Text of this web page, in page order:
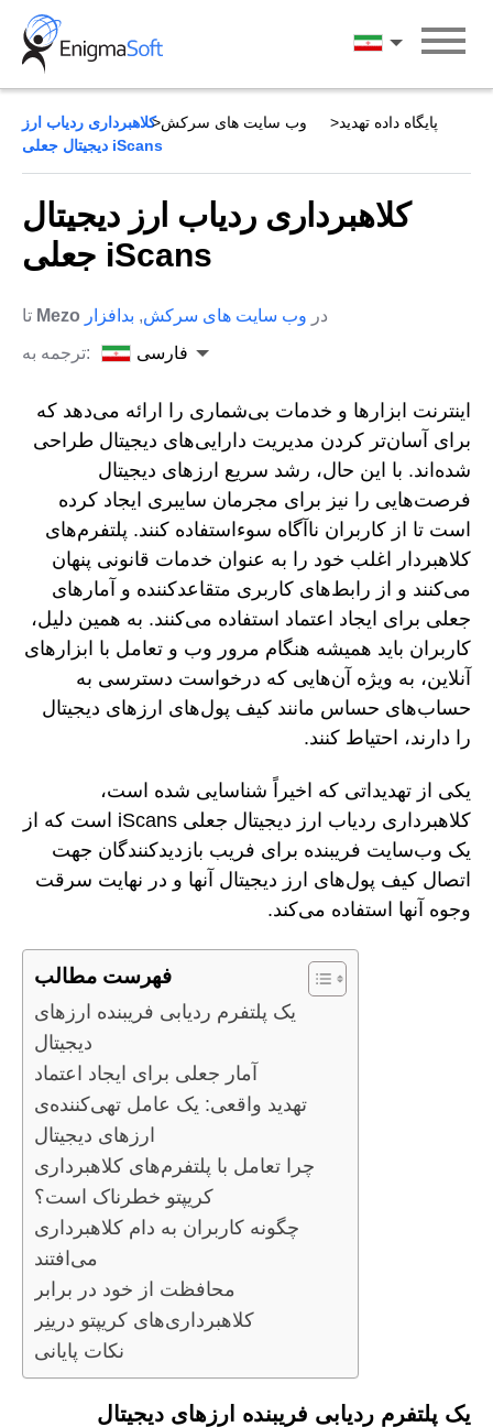
Skip
content
فارسی
پایگاه داده تهدید وب سایت های سرکش کلاهبرداری ردیاب ارز
دیجیتال جعلی iScans
کلاهبرداری ردیاب ارز دیجیتال
جعلی iScans
Mezo در وب سایت های سرکش, بدافزار
ترجمه به:
فارسی
اینترنت ابزارها و خدمات بی‌شماری را ارائه می‌دهد که
برای آسان‌تر کردن مدیریت دارایی‌های دیجیتال طراحی
شده‌اند. با این حال، رشد سریع ارزهای دیجیتال
فرصت‌هایی را نیز برای مجرمان سایبری ایجاد کرده
است تا از کاربران ناآگاه سوءاستفاده کنند. پلتفرم‌های
کلاهبردار اغلب خود را به عنوان خدمات قانونی پنهان
می‌کنند و از رابط‌های کاربری متقاعدکننده و آمارهای
جعلی برای ایجاد اعتماد استفاده می‌کنند. به همین دلیل،
کاربران باید همیشه هنگام مرور وب و تعامل با ابزارهای
آنلاین، به ویژه آن‌هایی که درخواست دسترسی به
حساب‌های حساس مانند کیف پول‌های ارزهای دیجیتال
را دارند، احتیاط کنند.
یکی از تهدیداتی که اخیراً شناسایی شده است،
کلاهبرداری ردیاب ارز دیجیتال جعلی iScans است که از
یک وب‌سایت فریبنده برای فریب بازدیدکنندگان جهت
اتصال کیف پول‌های ارز دیجیتال آنها و در نهایت سرقت
وجوه آنها استفاده می‌کند.
فهرست مطالب
یک پلتفرم ردیابی فریبنده ارزهای
دیجیتال
آمار جعلی برای ایجاد اعتماد
تهدید واقعی: یک عامل تهی‌کننده‌ی
ارزهای دیجیتال
چرا تعامل با پلتفرم‌های کلاهبرداری
کریپتو خطرناک است؟
چگونه کاربران به دام کلاهبرداری
می‌افتند
محافظت از خود در برابر
کلاهبرداری‌های کریپتو درینِر
نکات پایانی
یک پلتفرم ردیابی فریبنده ارزهای دیجیتال